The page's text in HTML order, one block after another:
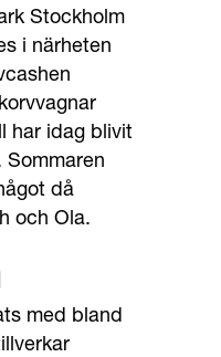
Stockholm
i närheten
har idag blivit
då
och Ola.
med bland